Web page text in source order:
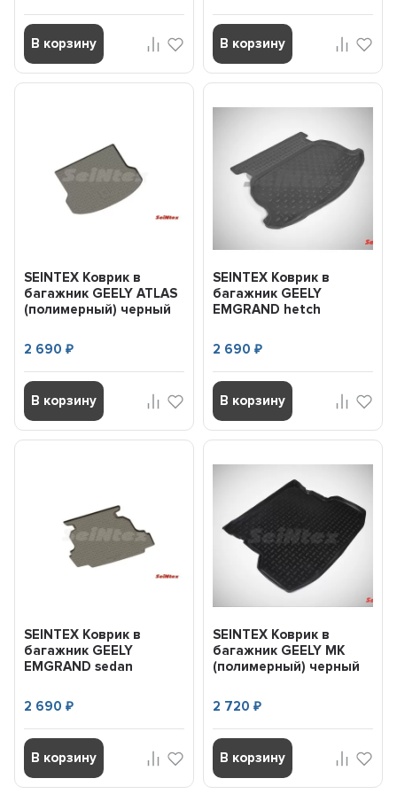
В корзину В корзину
SEINTEX Коврик в
багажник GEELY ATLAS
(полимерный) черный
2 690₽
В корзину
SEINTEX Коврик в
багажник GEELY
EMGRAND hetch
(шт) (2011-...
2 690 ₽
В корзину
SEINTEX Коврик в
багажник GEELY
EMGRAND sedan
(шт) (2018-...
2 690₽
В корзину
SEINTEX Коврик в
багажник GEELY MK
(полимерный) черный
2 720 ₽
В корзину